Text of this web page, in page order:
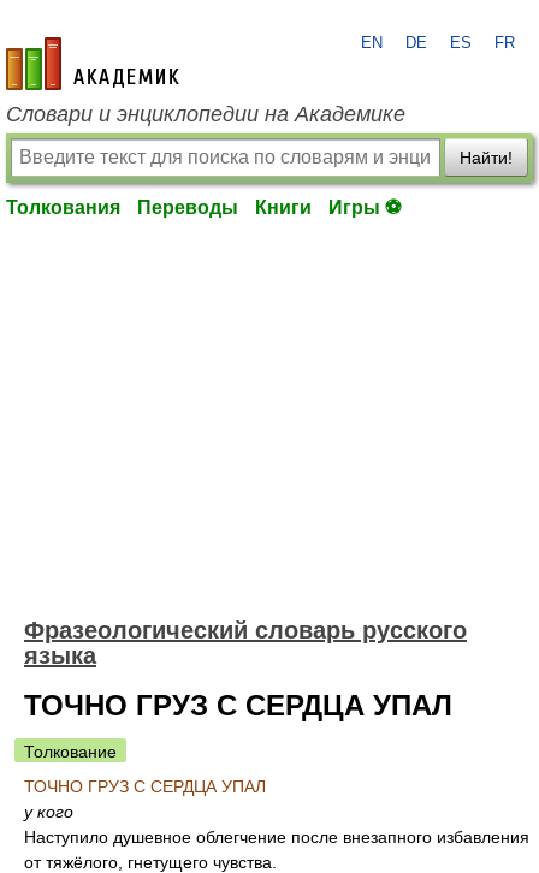
academic.ru
EN DE ES FR
Словари и энциклопедии на Академике
Найти!
Толкования Переводы Книги Игры ⚽
Фразеологический словарь русского
языка
ТОЧНО ГРУЗ С СЕРДЦА УПАЛ
Толкование
ТОЧНО ГРУЗ С СЕРДЦА УПАЛ
у кого
Наступило душевное облегчение после внезапного избавления
от тяжёлого, гнетущего чувства.